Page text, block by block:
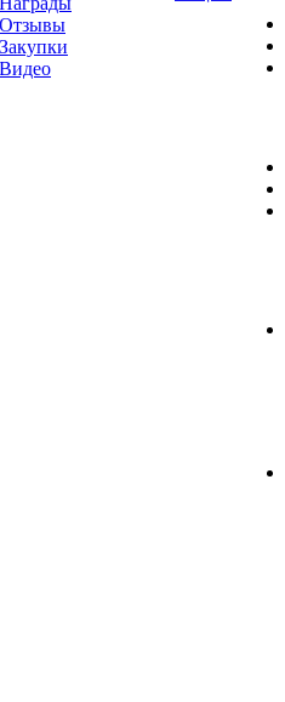
Отзывы
Закупки
Видео